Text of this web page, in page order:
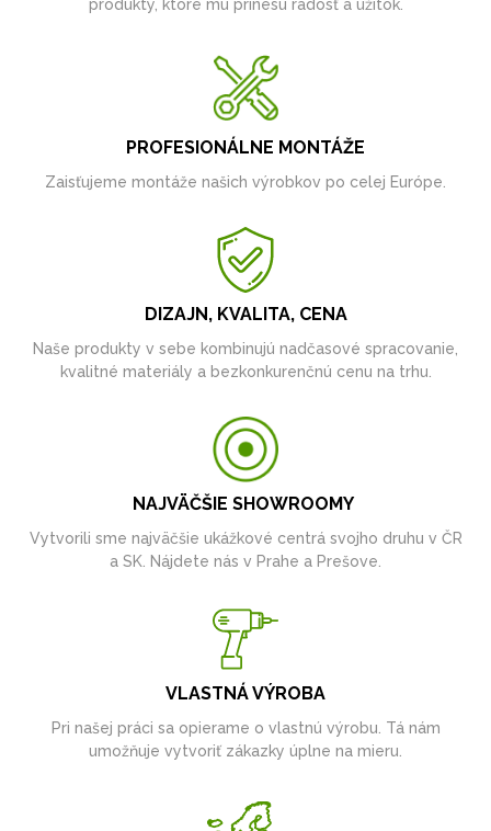
produkty, ktoré mu prinesú radosť a úžitok.
PROFESIONÁLNE MONTÁŽE
Zaisťujeme montáže našich výrobkov po celej Európe.
DIZAJN, KVALITA, CENA
Naše produkty v sebe kombinujú nadčasové spracovanie,
kvalitné materiály a bezkonkurenčnú cenu na trhu.
NAJVÄČŠIE SHOWROOMY
Vytvorili sme najväčšie ukážkové centrá svojho druhu v ČR
a SK. Nájdete nás v Prahe a Prešove.
VLASTNÁ VÝROBA
Pri našej práci sa opierame o vlastnú výrobu. Tá nám
umožňuje vytvoriť zákazky úplne na mieru.